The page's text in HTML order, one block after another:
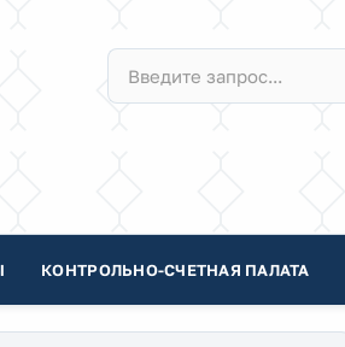
КОНТРОЛЬНО-СЧЕТНАЯ ПАЛАТА